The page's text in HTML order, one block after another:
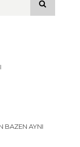
BAZEN AYNI